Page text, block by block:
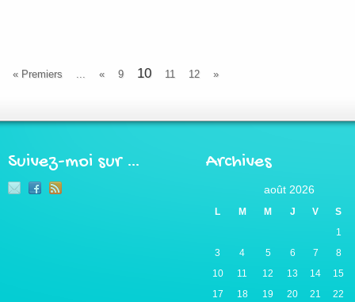
« Premiers « 9 10 11 12 »
Suivez-moi sur … Archives
août 2026
L M M J V S
1
3
4 5 6 7
8
10
11 12 13 14
15
17
18 19 20 21
22